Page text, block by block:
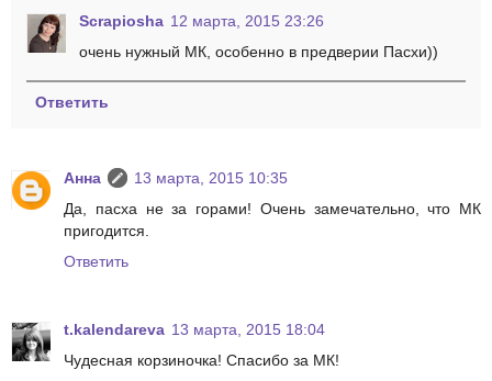
Scrapiosha 12 марта, 2015 23:26
очень нужный МК, особенно в предверии Пасхи))
Ответить
Анна
13 марта, 2015 10:35
Да, пасха не за горами! Очень замечательно, что МК
пригодится.
Ответить
t.kalendareva 13 марта, 2015 18:04
Чудесная корзиночка! Спасибо за МК!